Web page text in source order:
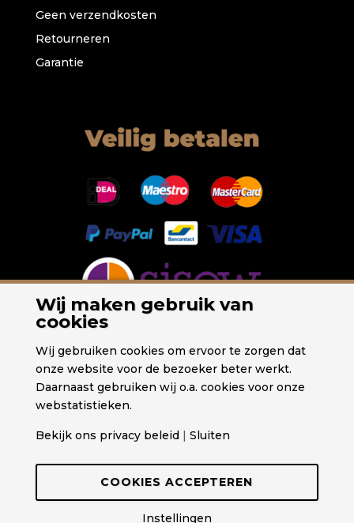
Geen verzendkosten
Retourneren
Garantie
Wij maken gebruik van
cookies
Wij gebruiken cookies om ervoor te zorgen dat
onze website voor de bezoeker beter werkt.
Daarnaast gebruiken wij o.a. cookies voor onze
webstatistieken.
Bekijk ons privacy beleid | Sluiten
COOKIES ACCEPTEREN
Instellingen